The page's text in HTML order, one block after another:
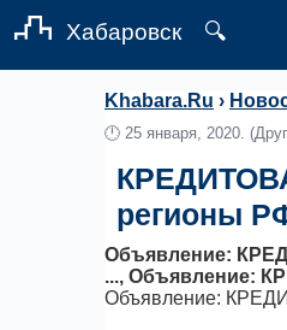
Хабаровск 🔍
Khabara.Ru ›
🕛 25 января, 2020.
регионы
Объявление:
..., Объявление:
Объявление: